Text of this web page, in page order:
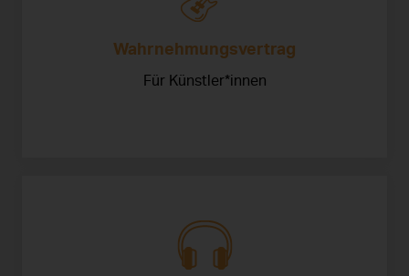
Wahrnehmungs­vertrag
Für Künstler*innen